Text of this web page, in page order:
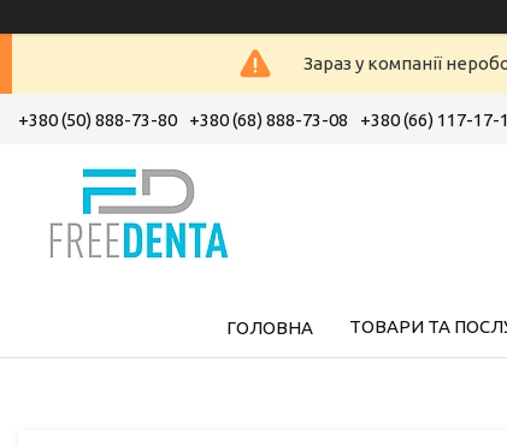
Зараз у компанії
+380 (50) 888-73-80 +380 (68) 888-73-08 +380 (66) 117-17-
ГОЛОВНА ТОВАРИ ТА